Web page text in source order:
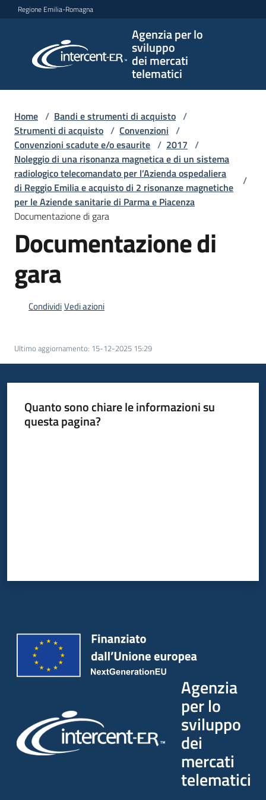
Vai al contenuto
Vai alla navigazione
Vai al footer
Regione Emilia-Romagna
Agenzia per lo
sviluppo
dei mercati
telematici
per lo
sviluppo
telematici
L'Agenzia
Bandi
e
strumenti
acquisto
telematiche
Home / Bandi e strumenti di acquisto /
Strumenti di acquisto / Convenzioni /
Convenzioni scadute e/o esaurite / 2017 /
Noleggio di una risonanza magnetica e di un sistema
radiologico telecomandato per l’Azienda ospedaliera
di Reggio Emilia e acquisto di 2 risonanze magnetiche
per le Aziende sanitarie di Parma e Piacenza
/
Documentazione di gara
Documentazione di
gara
CondividiVedi azioni
Ultimo aggiornamento: 15-12-2025 15:29
Quanto sono chiare le informazioni su
questa pagina?
Agenzia
per lo
sviluppo
dei
mercati
telematici